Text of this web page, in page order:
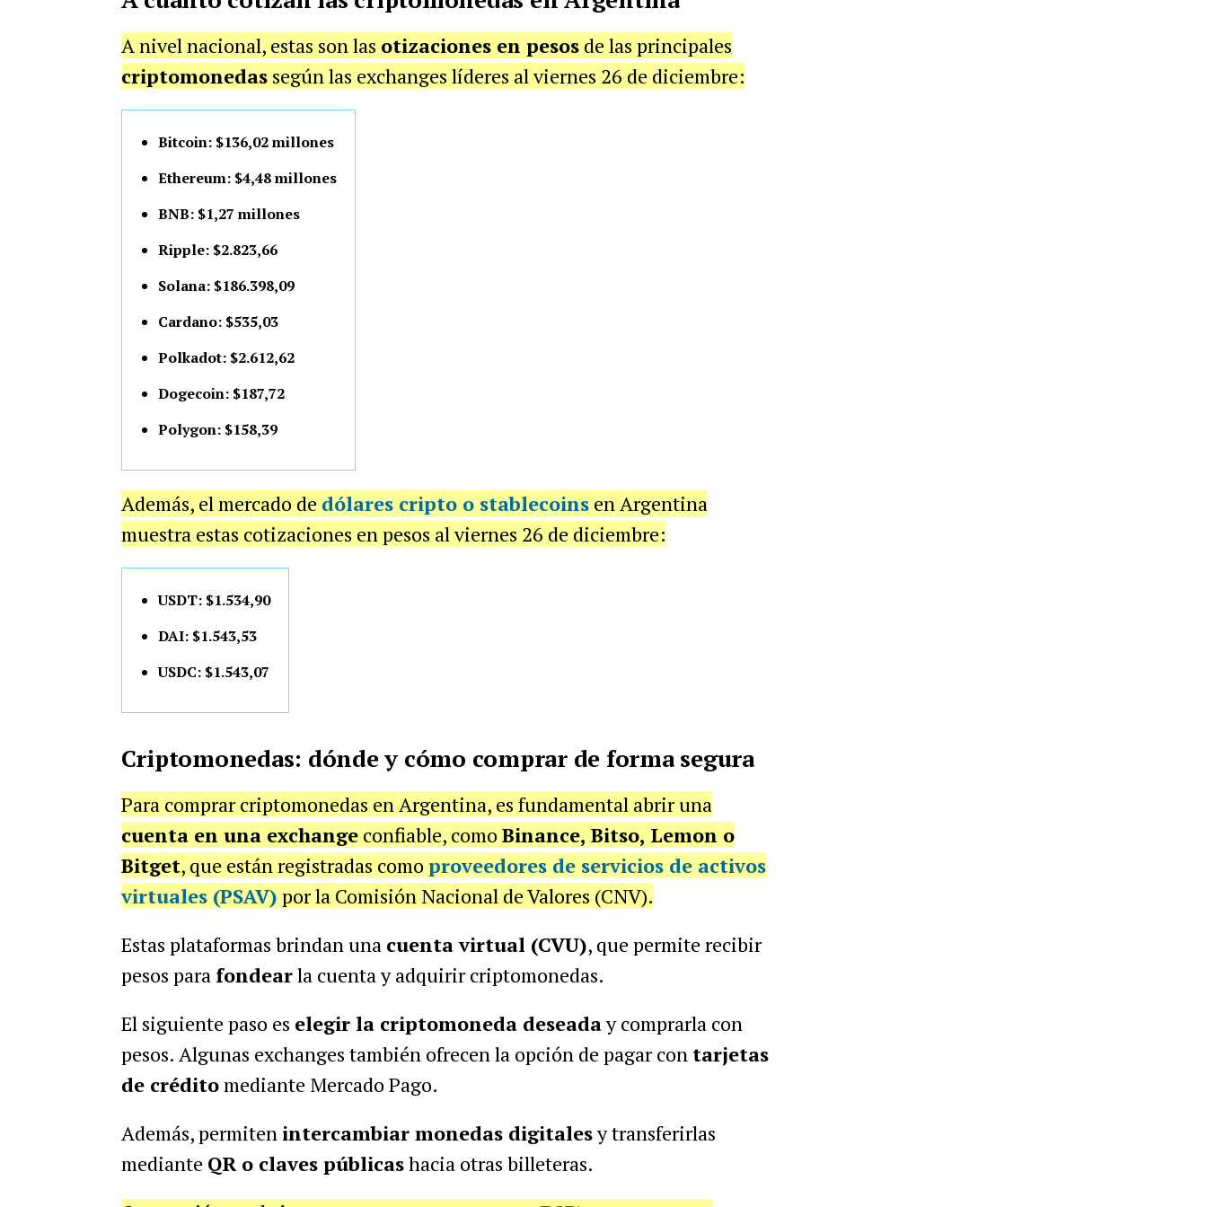
A nivel nacional, estas son las otizaciones en pesosde las principales
criptomonedassegún las exchanges líderes al viernes 26 de diciembre:
Bitcoin: $136,02 millones
Ethereum: $4,48 millones
BNB: $1,27 millones
Ripple: $2.823,66
Solana: $186.398,09
Cardano: $535,03
Polkadot: $2.612,62
Dogecoin: $187,72
Polygon: $158,39
Además, el mercado de dólares cripto o stablecoinsen Argentina
muestra estas cotizaciones en pesos al viernes 26 de diciembre:
USDT: $1.534,90
DAI: $1.543,53
USDC: $1.543,07
Criptomonedas: dónde y cómo comprar de forma segura
Para comprar criptomonedas en Argentina, es fundamental abrir una
cuenta en una exchangeconfiable, como Binance, Bitso, Lemon o
Bitget, que están registradas como proveedores de servicios de activos
virtuales (PSAV) por la Comisión Nacional de Valores (CNV).
Estas plataformas brindan una cuenta virtual (CVU), que permite recibir
pesos para fondearla cuenta y adquirir criptomonedas.
El siguiente paso es elegir la criptomoneda deseaday comprarla con
pesos. Algunas exchanges también ofrecen la opción de pagar con tarjetas
de créditomediante Mercado Pago.
Además, permiten intercambiar monedas digitalesy transferirlas
mediante QR o claves públicashacia otras billeteras.